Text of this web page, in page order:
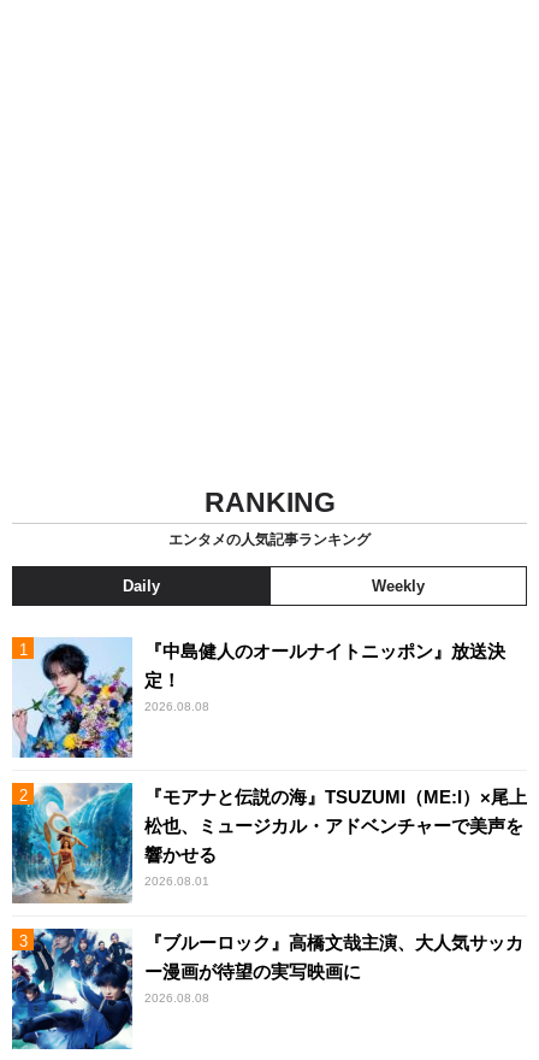
RANKING
エンタメの人気記事ランキング
Daily Weekly
『中島健人のオールナイトニッポン』放送決
定！
2026.08.08
『モアナと伝説の海』TSUZUMI（ME:I）×尾上
松也、ミュージカル・アドベンチャーで美声を
響かせる
2026.08.01
『ブルーロック』高橋文哉主演、大人気サッカ
ー漫画が待望の実写映画に
2026.08.08